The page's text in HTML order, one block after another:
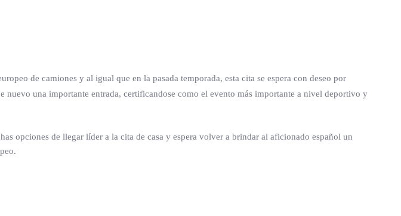
de camiones y al igual que en la pasada temporada, esta cita se espera con deseo por
nuevo una importante entrada, certificandose como el evento más importante a nivel deportivo y
opciones de llegar líder a la cita de casa y espera volver a brindar al aficionado español un